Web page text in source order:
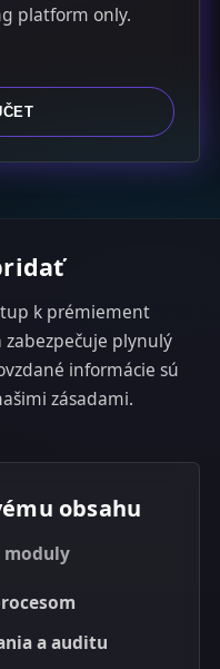
platform only.
k prémiement
plynulý
informácie sú
zásadami.
obsahu
a auditu